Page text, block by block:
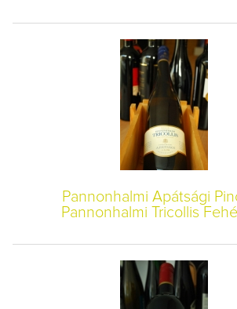
Pannonhalmi Apátsági
Pannonhalmi Tricollis